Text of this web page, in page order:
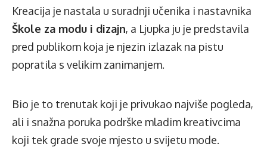
Kreacija je nastala u suradnji učenika i nastavnika
Škole za modu i dizajn, a Ljupka ju je predstavila
pred publikom koja je njezin izlazak na pistu
popratila s velikim zanimanjem.
Bio je to trenutak koji je privukao najviše pogleda,
ali i snažna poruka podrške mladim kreativcima
koji tek grade svoje mjesto u svijetu mode.